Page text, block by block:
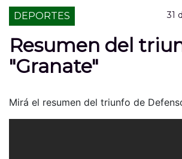
DEPORTES 31
Resumen del
"Granate"
Mirá el resumen del triunfo de